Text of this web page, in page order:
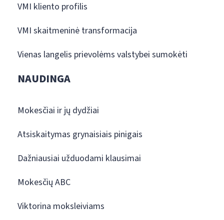
VMI kliento profilis
VMI skaitmeninė transformacija
Vienas langelis prievolėms valstybei sumokėti
NAUDINGA
Mokesčiai ir jų dydžiai
Atsiskaitymas grynaisiais pinigais
Dažniausiai užduodami klausimai
Mokesčių ABC
Viktorina moksleiviams